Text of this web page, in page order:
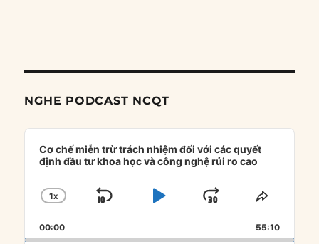
NGHE PODCAST NCQT
Audio
Player
Cơ chế miễn trừ trách nhiệm đối với các quyết
định đầu tư khoa học và công nghệ rủi ro cao
CHANGE
RATE
1X
SKIP
PLAYJUMP
FORWARD
SHARE
00:00 55:10